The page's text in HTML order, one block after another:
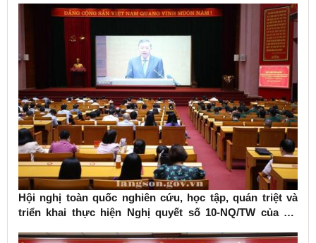
Hội nghị toàn quốc nghiên cứu, học tập, quán triệt và
triển khai thực hiện Nghị quyết số 10-NQ/TW của Bộ